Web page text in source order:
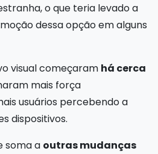
o que teria levado a
dessa opção em alguns
visual começaram há cerca
mais força
usuários percebendo a
dispositivos.
soma a outras mudanças